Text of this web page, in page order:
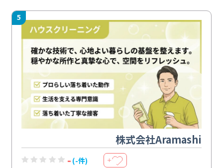
5
株式会社Aramashi
- (-件) ＋